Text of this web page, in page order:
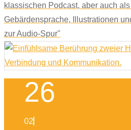
klassischen Podcast, aber auch
Gebärdensprache, Illustrationen
zur Audio-Spur"
26
02